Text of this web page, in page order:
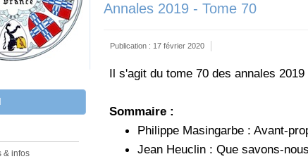
& infos
Annales 2019 - Tome 70
Publication : 17 février 2020
Il s'agit du tome 70 des annales 2019
Sommaire :
Philippe Masingarbe : Avant-
Jean Heuclin : Que savons-